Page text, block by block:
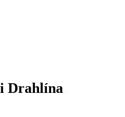
Drahlína